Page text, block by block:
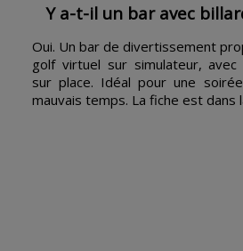
Y a-t-il un bar avec
Oui. Un bar de divertissement
golf virtuel sur simulateur,
sur place. Idéal pour une
mauvais temps. La fiche est dans